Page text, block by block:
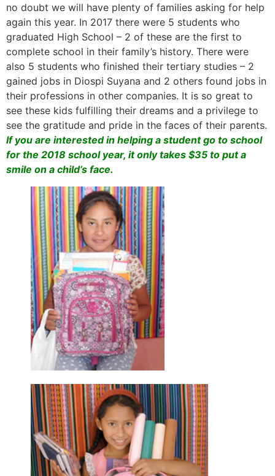
no doubt we will have plenty of families asking for help
again this year. In 2017 there were 5 students who
graduated High School – 2 of these are the first to
complete school in their family’s history. There were
also 5 students who finished their tertiary studies – 2
gained jobs in Diospi Suyana and 2 others found jobs in
their professions in other companies. It is so great to
see these kids fulfilling their dreams and a privilege to
see the gratitude and pride in the faces of their parents.
If you are interested in helping a student go to school
for the 2018 school year, it only takes $35 to put a
smile on a child’s face.